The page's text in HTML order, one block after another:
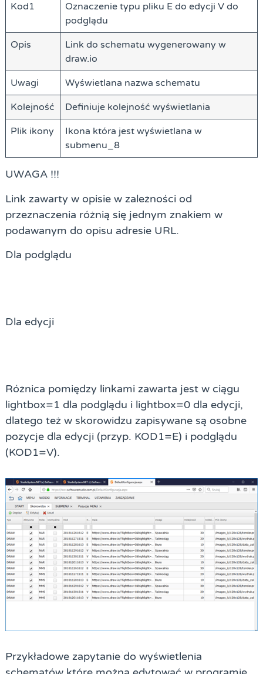
Kod1
Oznaczenie typu pliku E do edycji V do
podglądu
Opis
Link do schematu wygenerowany w
draw.io
Uwagi Wyświetlana nazwa schematu
Kolejność Definiuje kolejność wyświetlania
Plik ikony
Ikona która jest wyświetlana w
submenu_8
UWAGA !!!
Link zawarty w opisie w zależności od
przeznaczenia różnią się jednym znakiem w
podawanym do opisu adresie URL.
Dla podglądu
Dla edycji
Różnica pomiędzy linkami zawarta jest w ciągu
lightbox=1 dla podglądu i lightbox=0 dla edycji,
dlatego też w skorowidzu zapisywane są osobne
pozycje dla edycji (przyp. KOD1=E) i podglądu
(KOD1=V).
Przykładowe zapytanie do wyświetlenia